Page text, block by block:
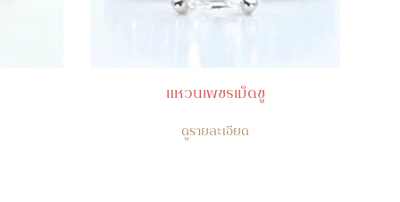
แหวนเพชรเม็ดชู
ดูรายละเอียด